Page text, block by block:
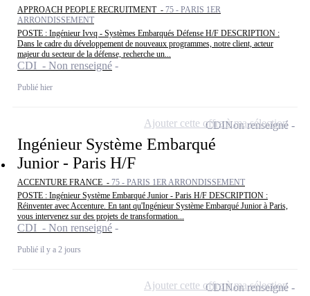
APPROACH PEOPLE RECRUITMENT - 75 - PARIS 1ER
ARRONDISSEMENT
POSTE : Ingénieur Ivvq - Systèmes Embarqués Défense H/F DESCRIPTION :
Dans le cadre du développement de nouveaux programmes, notre client, acteur
majeur du secteur de la défense, recherche un...
CDI - Non renseigné
Publié hier
Ingénieur Système Embarqué
Junior - Paris H/F
ACCENTURE FRANCE - 75 - PARIS 1ER ARRONDISSEMENT
POSTE : Ingénieur Système Embarqué Junior - Paris H/F DESCRIPTION :
Réinventer avec Accenture. En tant qu'Ingénieur Système Embarqué Junior à Paris,
vous intervenez sur des projets de transformation...
CDI - Non renseigné
Publié il y a 2 jours
CDINon renseigné
Ajouter cette offre à ma sélection
CDINon renseigné
Ajouter cette offre à ma sélection